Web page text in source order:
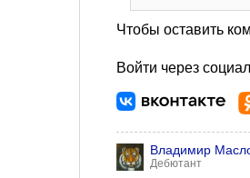
Чтобы оставить
Войти через
Владимир
Дебютант